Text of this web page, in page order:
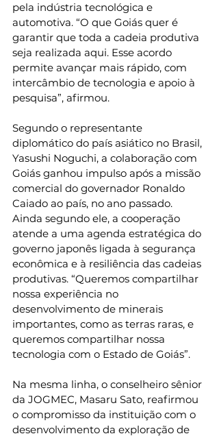
pela indústria tecnológica e
automotiva. “O que Goiás quer é
garantir que toda a cadeia produtiva
seja realizada aqui. Esse acordo
permite avançar mais rápido, com
intercâmbio de tecnologia e apoio à
pesquisa”, afirmou.
Segundo o representante
diplomático do país asiático no Brasil,
Yasushi Noguchi, a colaboração com
Goiás ganhou impulso após a missão
comercial do governador Ronaldo
Caiado ao país, no ano passado.
Ainda segundo ele, a cooperação
atende a uma agenda estratégica do
governo japonês ligada à segurança
econômica e à resiliência das cadeias
produtivas. “Queremos compartilhar
nossa experiência no
desenvolvimento de minerais
importantes, como as terras raras, e
queremos compartilhar nossa
tecnologia com o Estado de Goiás”.
Na mesma linha, o conselheiro sênior
da JOGMEC, Masaru Sato, reafirmou
o compromisso da instituição com o
desenvolvimento da exploração de